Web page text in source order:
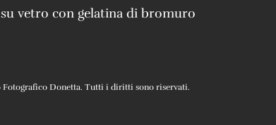
vetro con gelatina di bromuro
Donetta. Tutti i diritti sono riservati.